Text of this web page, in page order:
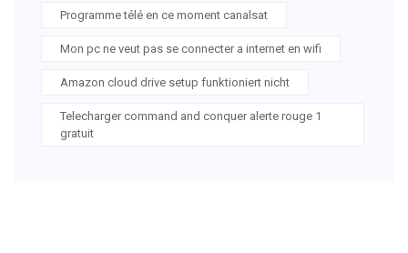
Programme télé en ce moment canalsat
Mon pc ne veut pas se connecter a internet en wifi
Amazon cloud drive setup funktioniert nicht
Telecharger command and conquer alerte rouge 1
gratuit